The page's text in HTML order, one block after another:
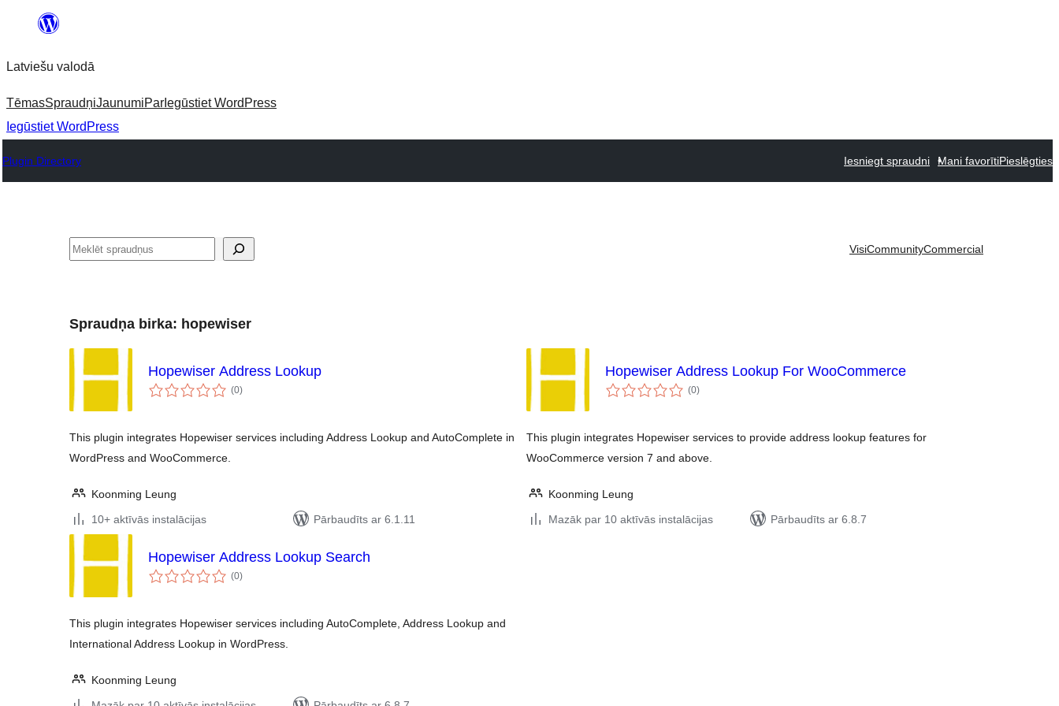
Pāriet
saturu
Latviešu valodā
TēmasSpraudņiJaunumiPar Iegūstiet WordPress
Iegūstiet WordPress
Plugin Directory Iesniegt spraudni Mani favorītiPieslēgties
Meklēt VisiCommunityCommercial
Spraudņa birka: hopewiser
Hopewiser Address Lookup
(0vērtējumu
kopsumma
)
This plugin integrates Hopewiser services including Address Lookup and AutoComplete in
WordPress and WooCommerce.
Koonming Leung
10+ aktīvās instalācijas
Pārbaudīts ar 6.1.11
Hopewiser Address Lookup For WooCommerce
(0vērtējumu
kopsumma
)
This plugin integrates Hopewiser services to provide address lookup features for
WooCommerce version 7 and above.
Koonming Leung
Mazāk par 10 aktīvās instalācijas
Pārbaudīts ar 6.8.7
Hopewiser Address Lookup Search
(0vērtējumu
kopsumma
)
This plugin integrates Hopewiser services including AutoComplete, Address Lookup and
International Address Lookup in WordPress.
Koonming Leung